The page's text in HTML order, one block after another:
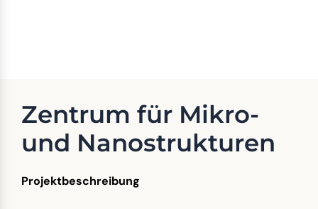
Zentrum für Mikro-
und Nanostrukturen
Projektbeschreibung